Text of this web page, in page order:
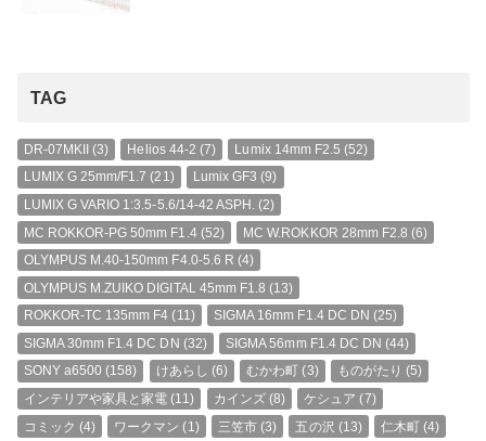
TAG
DR-07MKII(3) Helios 44-2 (7) Lumix 14mm F2.5 (52)
LUMIX G 25mm/F1.7 (21) Lumix GF3 (9)
LUMIX G VARIO 1:3.5-5.6/14-42 ASPH. (2)
MC ROKKOR-PG 50mm F1.4(52) MC W.ROKKOR 28mm F2.8 (6)
OLYMPUS M.40-150mm F4.0-5.6 R (4)
OLYMPUS M.ZUIKO DIGITAL 45mm F1.8 (13)
ROKKOR-TC 135mm F4 (11) SIGMA 16mm F1.4 DC DN (25)
SIGMA 30mm F1.4 DC DN (32) SIGMA 56mm F1.4 DC DN (44)
SONY a6500 (158) けあらし (6) むかわ町 (3) ものがたり (5)
インテリアや家具と家電 (11) カインズ(8) ケシュア (7)
コミック (4) ワークマン (1) 三笠市 (3) 五の沢 (13) 仁木町 (4)